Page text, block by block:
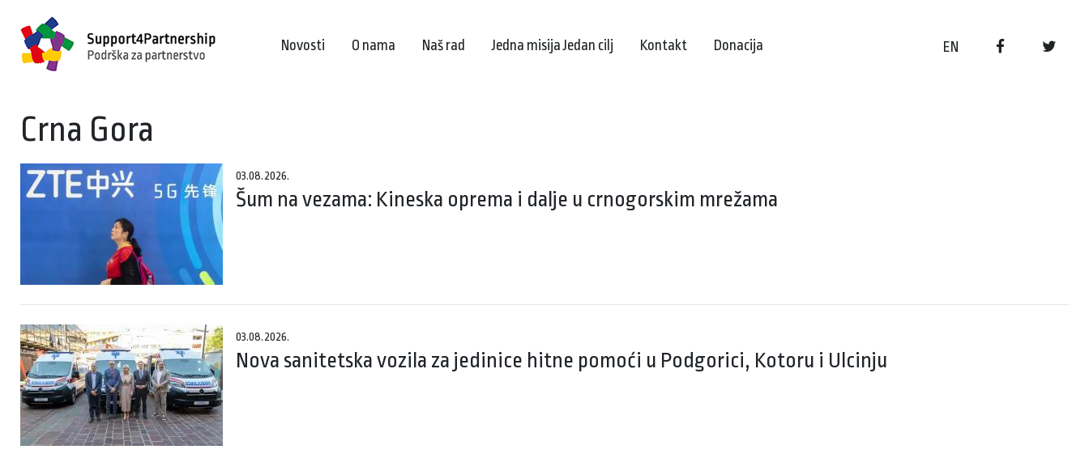
EN
Novosti O nama Naš rad Jedna misija Jedan cilj Kontakt Donacija
Crna Gora
03.08.2026.
Šum na vezama: Kineska oprema i dalje u crnogorskim mrežama
03.08.2026.
Nova sanitetska vozila za jedinice hitne pomoći u Podgorici, Kotoru i Ulcinju